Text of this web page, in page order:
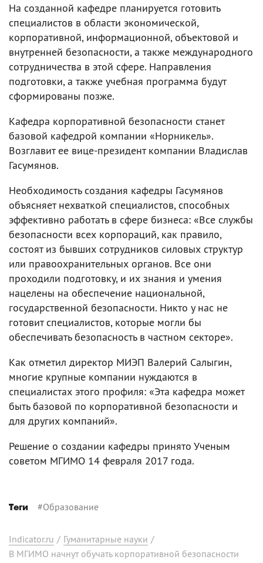
На созданной кафедре планируется готовить
специалистов в области экономической,
корпоративной, информационной, объектовой и
внутренней безопасности, а также международного
сотрудничества в этой сфере. Направления
подготовки, а также учебная программа будут
сформированы позже.
Кафедра корпоративной безопасности станет
базовой кафедрой компании «Норникель».
Возглавит ее вице-президент компании Владислав
Гасумянов.
Необходимость создания кафедры Гасумянов
объясняет нехваткой специалистов, способных
эффективно работать в сфере бизнеса: «Все службы
безопасности всех корпораций, как правило,
состоят из бывших сотрудников силовых структур
или правоохранительных органов. Все они
проходили подготовку, и их знания и умения
нацелены на обеспечение национальной,
государственной безопасности. Никто у нас не
готовит специалистов, которые могли бы
обеспечивать безопасность в частном секторе».
Как отметил директор МИЭП Валерий Салыгин,
многие крупные компании нуждаются в
специалистах этого профиля: «Эта кафедра может
быть базовой по корпоративной безопасности и
для других компаний».
Решение о создании кафедры принято Ученым
советом МГИМО 14 февраля 2017 года.
Теги #Образование
Indicator.ru / Гуманитарные науки /
В МГИМО начнут обучать корпоративной безопасности